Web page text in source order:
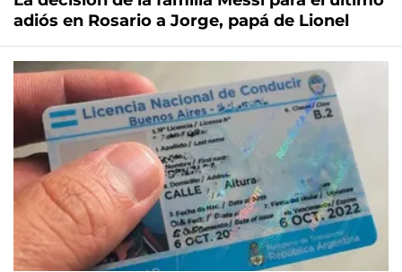
adiós en Rosario a Jorge, papá de Lionel